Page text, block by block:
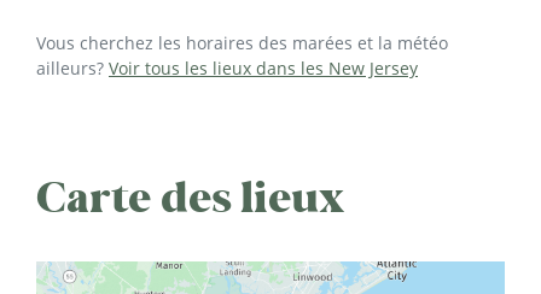
Vous cherchez les horaires des marées et la météo
ailleurs? Voir tous les lieux dans les New Jersey
Carte des lieux